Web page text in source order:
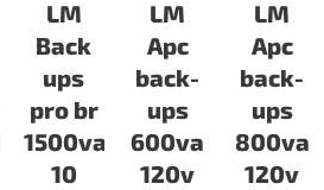
LM
Back
ups
pro br
1500va
10
LM
Apc
back-
ups
600va
120v
LM
Apc
back-
ups
800va
120v